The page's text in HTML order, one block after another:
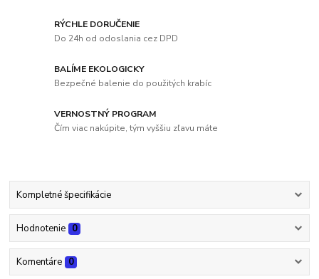
RÝCHLE DORUČENIE
Do 24h od odoslania cez DPD
BALÍME EKOLOGICKY
Bezpečné balenie do použitých krabíc
VERNOSTNÝ PROGRAM
Čím viac nakúpite, tým vyššiu zľavu máte
Kompletné špecifikácie
Hodnotenie 0
Komentáre 0